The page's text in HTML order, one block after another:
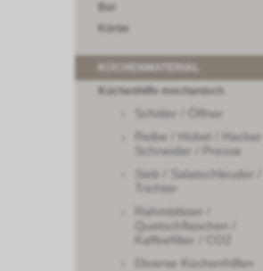
Bar
Körbe
KÜCHENMATERIAL
Küchenhilfe mechanisch
Schäler / Öffner
Reibe / Hobel / Hacker /
Schneider / Presse
Sieb / Salatschleuder /
Trichter
Rahmbläser /
Quetschflaschen /
Kaffeefilter / CO2
Diverse Küchenhilfen